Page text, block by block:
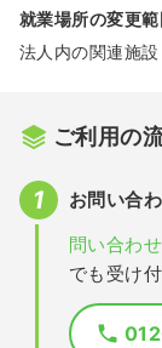
就業場所の変更範
法人内の関連施設
ご利用の
お問い合
問い合わ
でも受け